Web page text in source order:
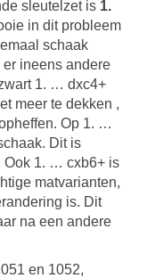
sleutelzet is 1.
in dit probleem
schaak
ineens andere
1. … dxc4+
meer te dekken ,
Op 1. …
Dit is
Ook 1. … cxb6+ is
matvarianten,
is. Dit
na een andere
en 1052,